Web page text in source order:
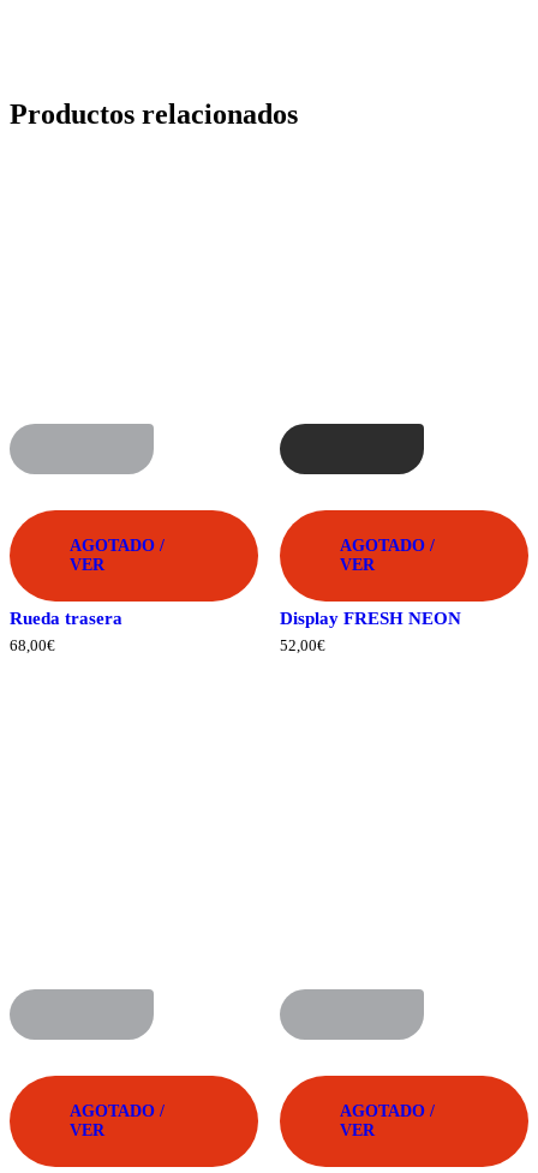
Productos relacionados
AGOTADO /
VER
Rueda trasera
68,00€
AGOTADO /
VER
Display FRESH NEON
52,00€
AGOTADO /
VER
AGOTADO /
VER